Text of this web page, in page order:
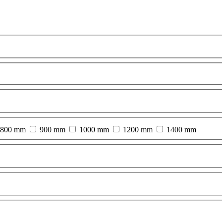
mm 900 mm 1000 mm 1200 mm 1400 mm